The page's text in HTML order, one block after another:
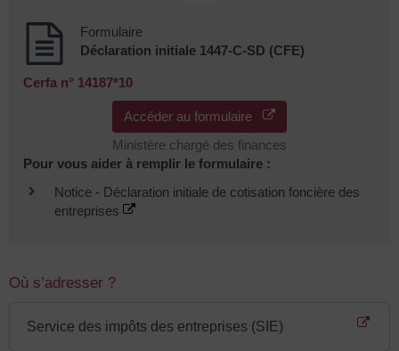
Formulaire
Déclaration initiale 1447-C-SD (CFE)
Cerfa n° 14187*10
Accéder au formulaire
Ministère chargé des finances
Pour vous aider à remplir le formulaire :
Notice - Déclaration initiale de cotisation foncière des
entreprises
Où s’adresser ?
Service des impôts des entreprises (SIE)